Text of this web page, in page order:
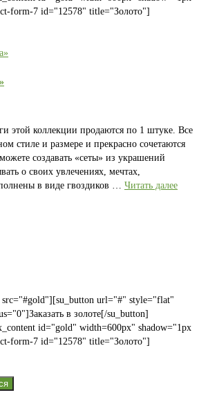
form-7 id="12578" title="Золото"]
этой коллекции продаются по 1 штуке. Все
стиле и размере и прекрасно сочетаются
создавать «сеты» из украшений
о своих увлечениях, мечтах,
в виде гвоздиков … Читать далее
url="#" style="flat"
в золоте[/su_button]
id="gold" width=600px" shadow="1px
form-7 id="12578" title="Золото"]